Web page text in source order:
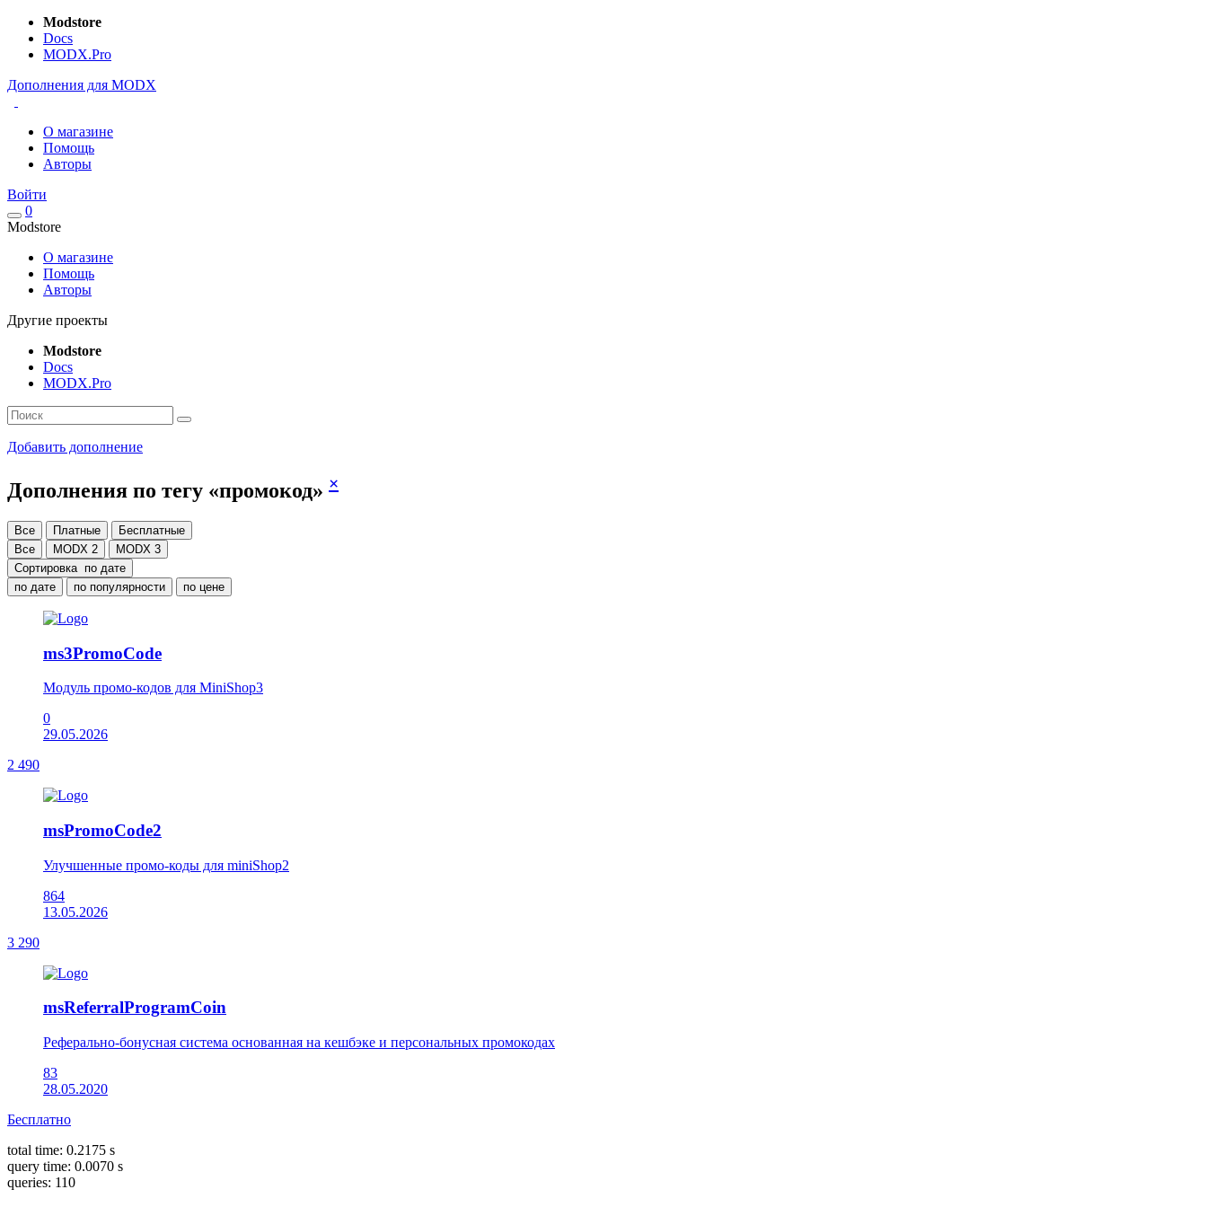
Modstore
Docs
MODX.Pro
Дополнения для MODX
О магазине
Помощь
Авторы
Войти
0
Modstore
О магазине
Помощь
Авторы
Другие проекты
Modstore
Docs
MODX.Pro
Добавить дополнение
Дополнения по тегу «промокод» ×
Все Платные
Бесплатные
Все
MODX 2
MODX 3
Сортировка по дате
по дате
по популярности по цене
ms3PromoCode
Модуль промо-кодов для MiniShop3
0
29.05.2026
2 490
msPromoCode2
Улучшенные промо-коды для miniShop2
864
13.05.2026
3 290
msReferralProgramCoin
Реферально-бонусная система основанная на кешбэке и персональных промокодах
83
28.05.2020
Бесплатно
total time: 0.2175 s
query time: 0.0070 s
queries: 110